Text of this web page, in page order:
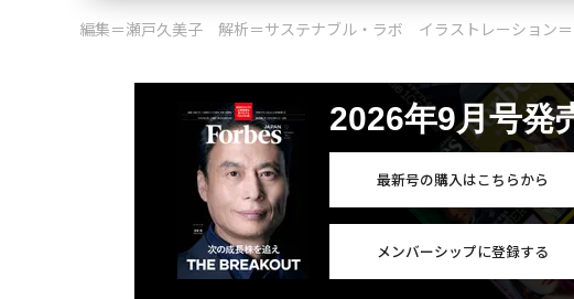
編集＝瀬戸久美子 解析＝サステナブル・ラボ イラストレーション＝
2026年9月号発
最新号の購入はこちらから
メンバーシップに登録する